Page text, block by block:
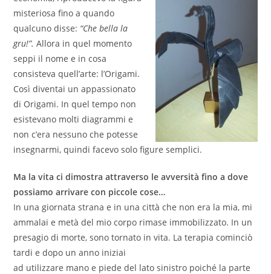
misteriosa fino a quando
qualcuno disse: “Che bella la
gru!”. Allora in quel momento
seppi il nome e in cosa
consisteva quell’arte: l’Origami.
Così diventai un appassionato
di Origami. In quel tempo non
esistevano molti diagrammi e
non c’era nessuno che potesse
insegnarmi, quindi facevo solo figure semplici.
Ma la vita ci dimostra attraverso le avversità fino a dove
possiamo arrivare con piccole cose…
In una giornata strana e in una città che non era la mia, mi
ammalai e metà del mio corpo rimase immobilizzato. In un
presagio di morte, sono tornato in vita. La terapia cominciò
tardi e dopo un anno iniziai
ad utilizzare mano e piede del lato sinistro poiché la parte